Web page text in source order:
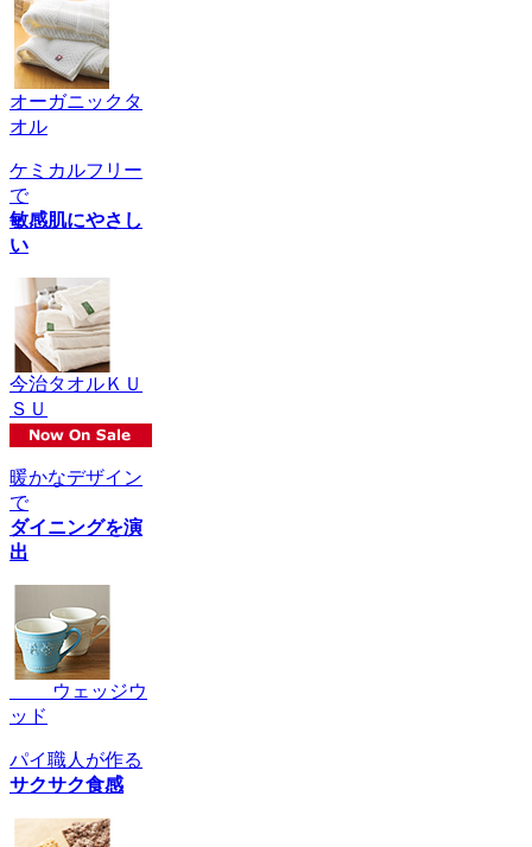
オーガニックタ
オル
ケミカルフリー
で
敏感肌にやさし
い
今治タオルＫＵ
ＳＵ
暖かなデザイン
で
ダイニングを演
出
ウェッジウ
ッド
パイ職人が作る
サクサク食感